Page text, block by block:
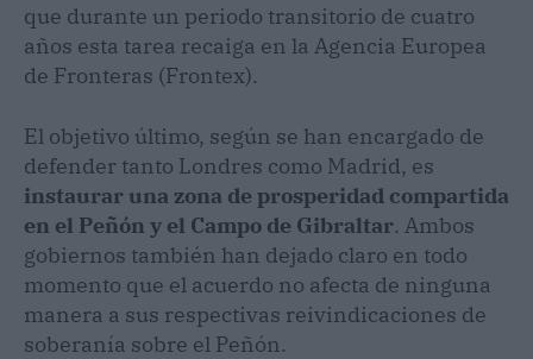
que durante un periodo transitorio de cuatro
años esta tarea recaiga en la Agencia Europea
de Fronteras (Frontex).
El objetivo último, según se han encargado de
defender tanto Londres como Madrid, es
instaurar una zona de prosperidad compartida
en el Peñón y el Campo de Gibraltar. Ambos
gobiernos también han dejado claro en todo
momento que el acuerdo no afecta de ninguna
manera a sus respectivas reivindicaciones de
soberanía sobre el Peñón.